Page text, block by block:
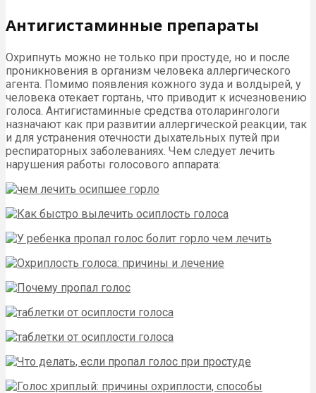
Антигистаминные препараты
Охрипнуть можно не только при простуде, но и после
проникновения в организм человека аллергического
агента. Помимо появления кожного зуда и волдырей, у
человека отекает гортань, что приводит к исчезновению
голоса. Антигистаминные средства отоларингологи
назначают как при развитии аллергической реакции, так
и для устранения отечности дыхательных путей при
респираторных заболеваниях. Чем следует лечить
нарушения работы голосового аппарата: